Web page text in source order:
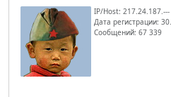
IP/Host: 217.24.187.---
Дата регистрации:
Сообщений: 67 339